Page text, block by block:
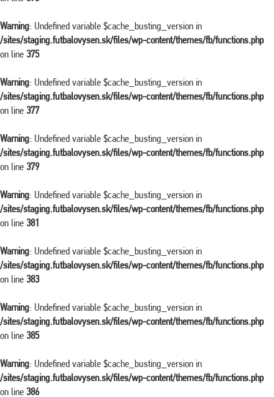
Warning: Undefined variable $cache_busting_version in
/sites/staging.futbalovysen.sk/files/wp-content/themes/fb/functions.php
on line 375
Warning: Undefined variable $cache_busting_version in
/sites/staging.futbalovysen.sk/files/wp-content/themes/fb/functions.php
on line 377
Warning: Undefined variable $cache_busting_version in
/sites/staging.futbalovysen.sk/files/wp-content/themes/fb/functions.php
on line 379
Warning: Undefined variable $cache_busting_version in
/sites/staging.futbalovysen.sk/files/wp-content/themes/fb/functions.php
on line 381
Warning: Undefined variable $cache_busting_version in
/sites/staging.futbalovysen.sk/files/wp-content/themes/fb/functions.php
on line 383
Warning: Undefined variable $cache_busting_version in
/sites/staging.futbalovysen.sk/files/wp-content/themes/fb/functions.php
on line 385
Warning: Undefined variable $cache_busting_version in
/sites/staging.futbalovysen.sk/files/wp-content/themes/fb/functions.php
on line 386